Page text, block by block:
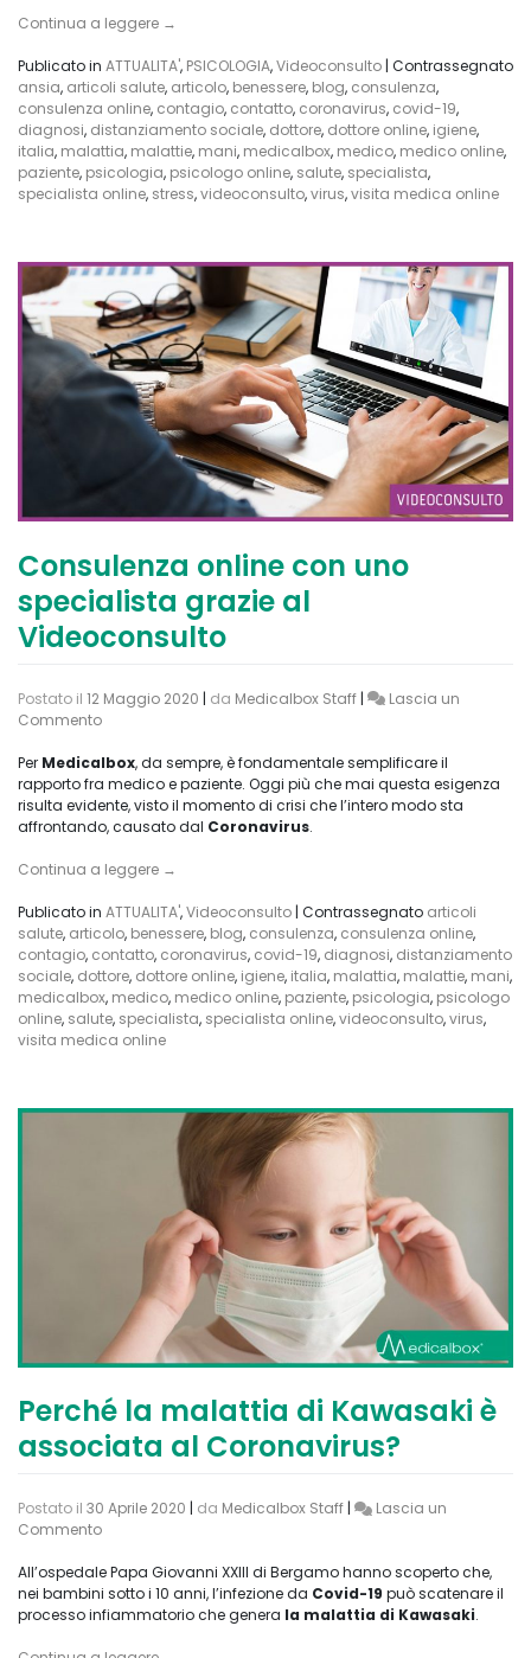
Continua a leggere →
Publicato in ATTUALITA', PSICOLOGIA,Videoconsulto Contrassegnato
ansia, articoli salute, articolo, benessere, blog, consulenza,
consulenza online, contagio, contatto, coronavirus, covid-19,
diagnosi, distanziamento sociale, dottore, dottore online, igiene,
italia, malattia, malattie, mani, medicalbox, medico, medico online,
paziente, psicologia, psicologo online, salute, specialista,
specialista online, stress,videoconsulto,virus,visita medica online
Consulenza online con uno
specialista grazie al
Videoconsulto
Postato il 12 Maggio 2020 | da Medicalbox Staff |
Lascia un
Commentoon
online
con
uno
specialista
al
Per Medicalbox, da sempre, è fondamentale semplificare il
rapporto fra medico e paziente. Oggi più che mai questa esigenza
risulta evidente, visto il momento di crisi che l’intero modo sta
affrontando, causato dal Coronavirus.
Continua a leggere →
Publicato in ATTUALITA',Videoconsulto | Contrassegnato articoli
salute, articolo, benessere, blog, consulenza, consulenza online,
contagio, contatto, coronavirus, covid-19, diagnosi, distanziamento
sociale, dottore, dottore online, igiene, italia, malattia, malattie, mani,
medicalbox, medico, medico online, paziente, psicologia, psicologo
online, salute, specialista, specialista online,videoconsulto,virus,
visita medica online
Perché la malattia di Kawasaki è
associata al Coronavirus?
Postato il 30 Aprile 2020 | da Medicalbox Staff |
Lascia un
Commentoon
la
malattia
di
All’ospedale Papa Giovanni XXIII di Bergamo hanno scoperto che,
nei bambini sotto i 10 anni, l’infezione da Covid-19 può scatenare il
processo infiammatorio che genera la malattia di Kawasaki.